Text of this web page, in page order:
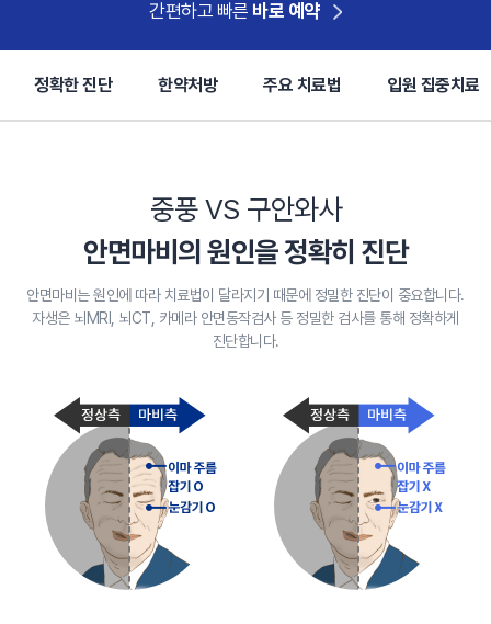
간편하고 빠른 바로 예약
정확한 진단 한약처방 주요 치료법 입원 집중치료
중풍 VS 구안와사
안면마비의 원인을 정확히 진단
안면마비는 원인에 따라 치료법이 달라지기 때문에 정밀한 진단이 중요합니다.
자생은 뇌MRI, 뇌CT, 카메라 안면동작검사 등 정밀한 검사를 통해 정확하게
진단합니다.